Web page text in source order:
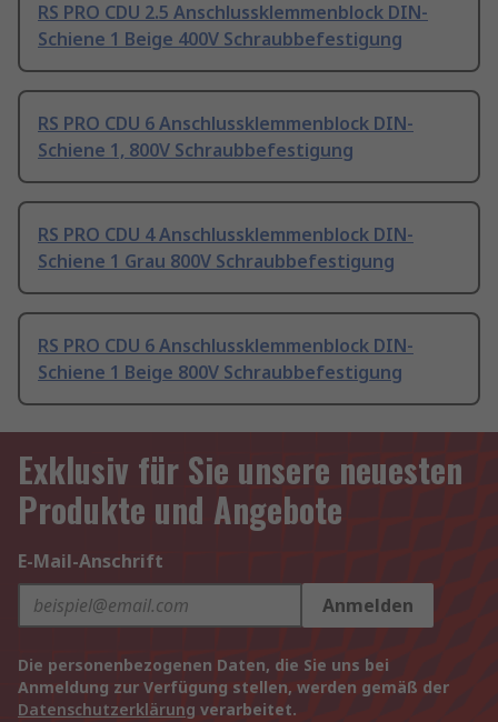
RS PRO CDU 2.5 Anschlussklemmenblock DIN-
Schiene 1 Beige 400V Schraubbefestigung
RS PRO CDU 6 Anschlussklemmenblock DIN-
Schiene 1, 800V Schraubbefestigung
RS PRO CDU 4 Anschlussklemmenblock DIN-
Schiene 1 Grau 800V Schraubbefestigung
RS PRO CDU 6 Anschlussklemmenblock DIN-
Schiene 1 Beige 800V Schraubbefestigung
Exklusiv für Sie unsere neuesten
Produkte und Angebote
E-Mail-Anschrift
Anmelden
Die personenbezogenen Daten, die Sie uns bei
Anmeldung zur Verfügung stellen, werden gemäß der
Datenschutzerklärung verarbeitet.